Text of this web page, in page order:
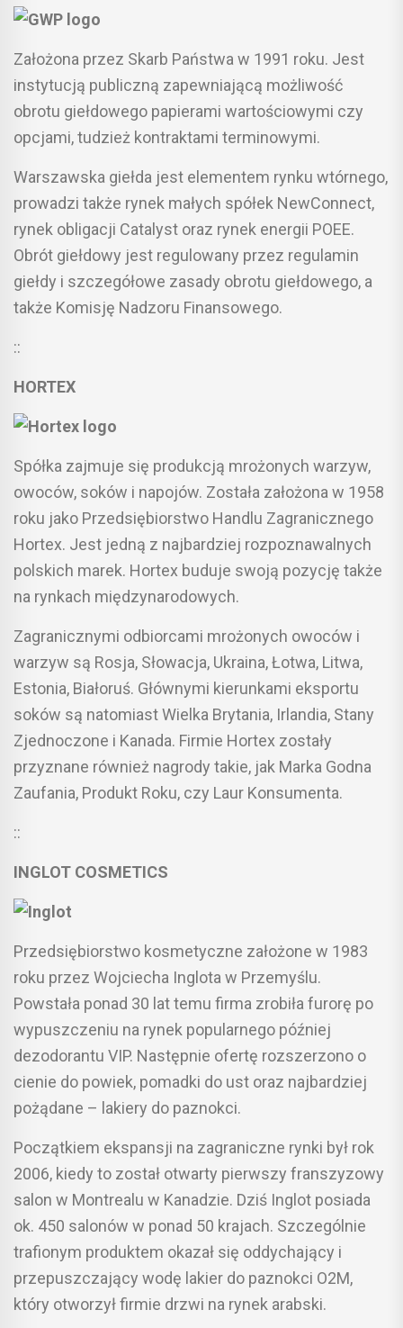
Założona przez Skarb Państwa w 1991 roku. Jest
instytucją publiczną zapewniającą możliwość
obrotu giełdowego papierami wartościowymi czy
opcjami, tudzież kontraktami terminowymi.
Warszawska giełda jest elementem rynku wtórnego,
prowadzi także rynek małych spółek NewConnect,
rynek obligacji Catalyst oraz rynek energii POEE.
Obrót giełdowy jest regulowany przez regulamin
giełdy i szczegółowe zasady obrotu giełdowego, a
także Komisję Nadzoru Finansowego.
::
HORTEX
Spółka zajmuje się produkcją mrożonych warzyw,
owoców, soków i napojów. Została założona w 1958
roku jako Przedsiębiorstwo Handlu Zagranicznego
Hortex. Jest jedną z najbardziej rozpoznawalnych
polskich marek. Hortex buduje swoją pozycję także
na rynkach międzynarodowych.
Zagranicznymi odbiorcami mrożonych owoców i
warzyw są Rosja, Słowacja, Ukraina, Łotwa, Litwa,
Estonia, Białoruś. Głównymi kierunkami eksportu
soków są natomiast Wielka Brytania, Irlandia, Stany
Zjednoczone i Kanada. Firmie Hortex zostały
przyznane również nagrody takie, jak Marka Godna
Zaufania, Produkt Roku, czy Laur Konsumenta.
::
INGLOT COSMETICS
Przedsiębiorstwo kosmetyczne założone w 1983
roku przez Wojciecha Inglota w Przemyślu.
Powstała ponad 30 lat temu firma zrobiła furorę po
wypuszczeniu na rynek popularnego później
dezodorantu VIP. Następnie ofertę rozszerzono o
cienie do powiek, pomadki do ust oraz najbardziej
pożądane – lakiery do paznokci.
Początkiem ekspansji na zagraniczne rynki był rok
2006, kiedy to został otwarty pierwszy franszyzowy
salon w Montrealu w Kanadzie. Dziś Inglot posiada
ok. 450 salonów w ponad 50 krajach. Szczególnie
trafionym produktem okazał się oddychający i
przepuszczający wodę lakier do paznokci O2M,
który otworzył firmie drzwi na rynek arabski.